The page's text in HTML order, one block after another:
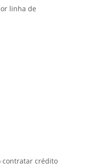
linha de
contratar crédito